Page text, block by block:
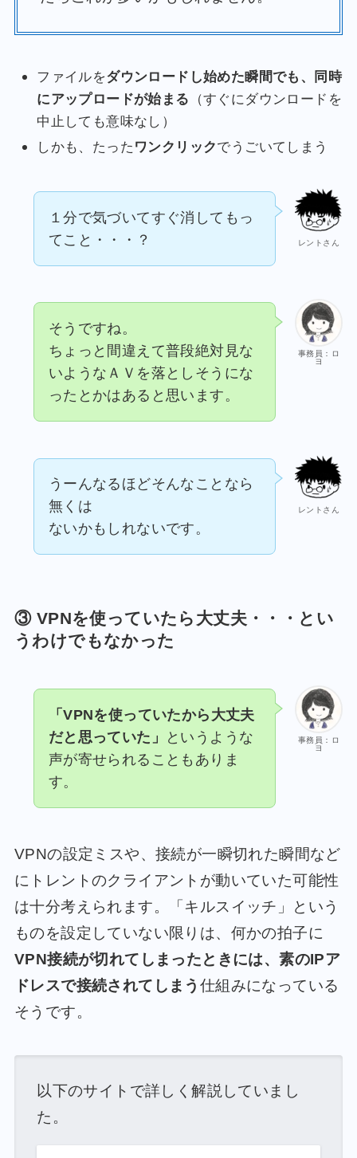
ファイルをダウンロードし始めた瞬間でも、同時
にアップロードが始まる （すぐにダウンロードを
中止しても意味なし）
しかも、たった ワンクリックでうごいてしまう
レントさん
１分で気づいてすぐ消してもっ
てこと・・・？
事務員：ロ
ヨ
そうですね。
ちょっと間違えて普段絶対見な
いようなＡＶを落としそうにな
ったとかはあると思います。
レントさん
うーんなるほどそんなことなら
無くは
ないかもしれないです。
③ VPNを使っていたら大丈夫・・・とい
うわけでもなかった
事務員：ロ
ヨ
「VPNを使っていたから大丈夫
だと思っていた」
というような
声が寄せられることもありま
す。
VPNの設定ミスや、接続が一瞬切れた瞬間など
にトレントのクライアントが動いていた可能性
は十分考えられます。「キルスイッチ」という
ものを設定していない限りは、何かの拍子に
VPN接続が切れてしまったときには、素のIPア
ドレスで接続されてしまう 仕組みになっている
そうです。
以下のサイトで詳しく解説していまし
た。